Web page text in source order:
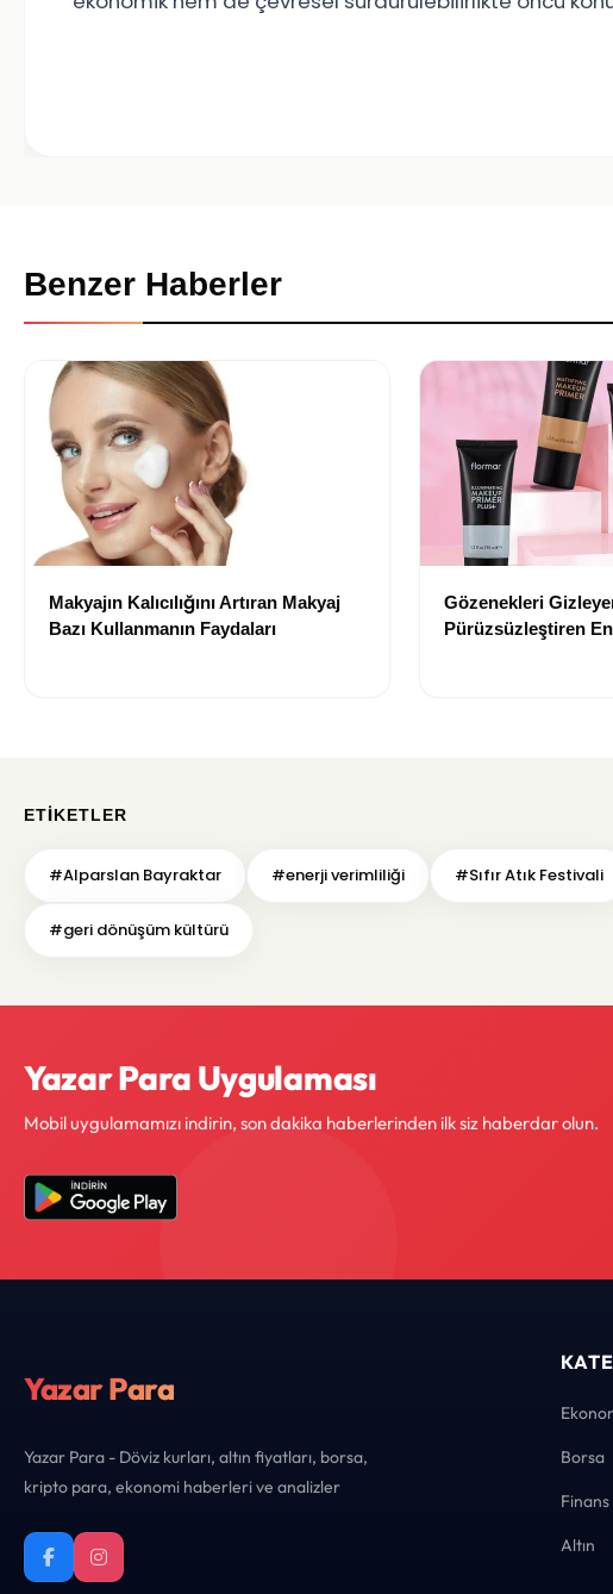
Benzer Haberler
Makyajın Kalıcılığını Artıran Makyaj
Bazı Kullanmanın Faydaları
Gözenekleri
Pürüzsüzleştiren
ETIKETLER
#Alparslan Bayraktar #enerji verimliliği #Sıfır Atık Festivali
#geri dönüşüm kültürü
Yazar Para Uygulaması
Mobil uygulamamızı indirin, son dakika haberlerinden ilk siz haberdar olun.
Yazar Para
Yazar Para - Döviz kurları, altın fiyatları, borsa,
kripto para, ekonomi haberleri ve analizler
Borsa
Finans
Altın